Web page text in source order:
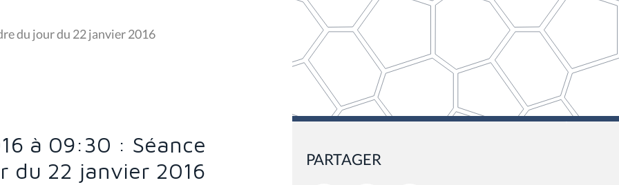
du jour du 22 janvier 2016
à 09:30 : Séance
du 22 janvier 2016
PARTAGER